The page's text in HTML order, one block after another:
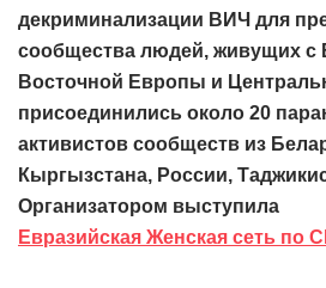
декриминализации ВИЧ для
сообщества людей, живущих с
Восточной Европы и
присоединились около 20
активистов сообществ из
Кыргызстана, России,
Организатором выступила
Евразийская Женская сеть по